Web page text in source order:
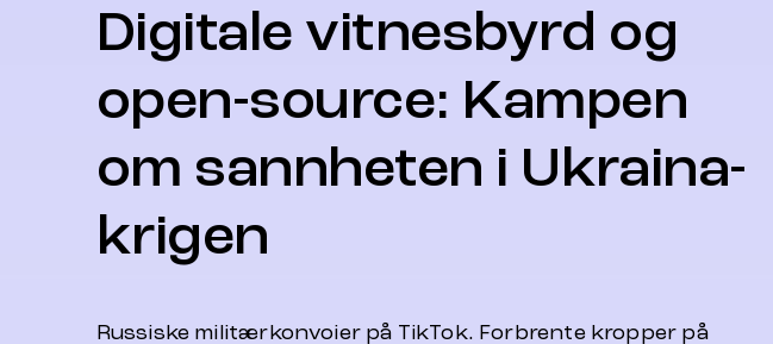
Digitale vitnesbyrd og
open-source: Kampen
om sannheten i Ukraina-
krigen
Russiske militærkonvoier på TikTok. Forbrente kropper på